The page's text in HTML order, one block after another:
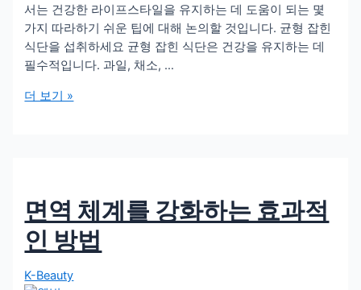
서는 건강한 라이프스타일을 유지하는 데 도움이 되는 몇
가지 따라하기 쉬운 팁에 대해 논의할 것입니다. 균형 잡힌
식단을 섭취하세요 균형 잡힌 식단은 건강을 유지하는 데
필수적입니다. 과일, 채소, …
건
스
타
일
유
더 보기 »
면역 체계를 강화하는 효과적
인 방법
K-Beauty